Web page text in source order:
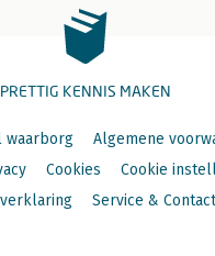
PRETTIG KENNIS MAKEN
waarborg
Algemene
Cookies
Cookie
Service & Contact